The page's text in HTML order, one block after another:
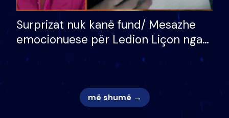
Surprizat nuk kanë fund/ Mesazhe
emocionuese për Ledion Liçon nga
nëna dhe fëmijët e tij, moderatori
nuk i mban dot lotët: Nuk meritoj…
më shumë →